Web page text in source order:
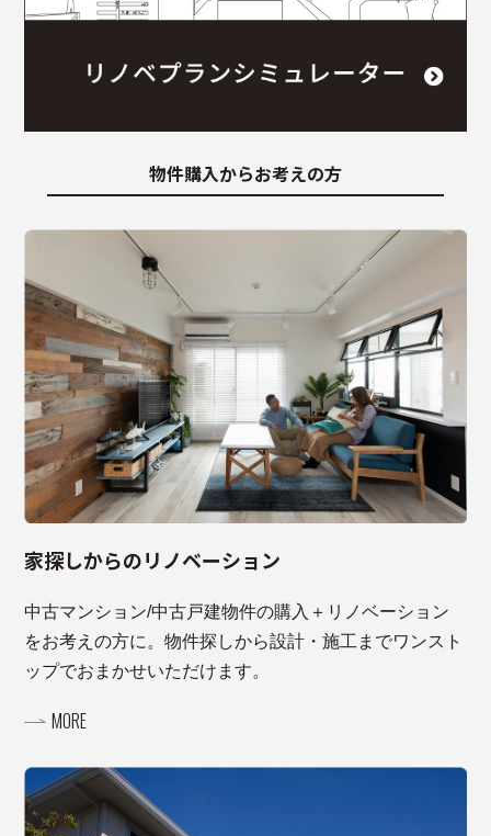
物件購入からお考えの方
家探しからのリノベーション
中古マンション/中古戸建物件の購入＋リノベーション
をお考えの方に。物件探しから設計・施工までワンスト
ップでおまかせいただけます。
MORE